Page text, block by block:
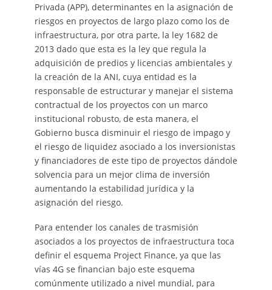
Privada (APP), determinantes en la asignación de
riesgos en proyectos de largo plazo como los de
infraestructura, por otra parte, la ley 1682 de
2013 dado que esta es la ley que regula la
adquisición de predios y licencias ambientales y
la creación de la ANI, cuya entidad es la
responsable de estructurar y manejar el sistema
contractual de los proyectos con un marco
institucional robusto, de esta manera, el
Gobierno busca disminuir el riesgo de impago y
el riesgo de liquidez asociado a los inversionistas
y financiadores de este tipo de proyectos dándole
solvencia para un mejor clima de inversión
aumentando la estabilidad jurídica y la
asignación del riesgo.
Para entender los canales de trasmisión
asociados a los proyectos de infraestructura toca
definir el esquema Project Finance, ya que las
vías 4G se financian bajo este esquema
comúnmente utilizado a nivel mundial, para